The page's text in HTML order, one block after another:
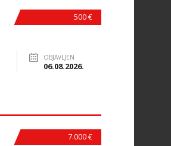
500 €
OBJAVLJEN
06.08.2026.
7.000 €